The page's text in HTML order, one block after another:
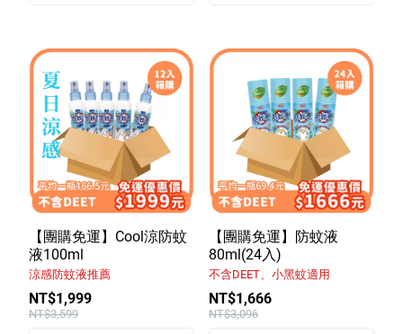
【團購免運】Cool涼防蚊
液100ml
涼感防蚊液推薦
NT$1,999
NT$3,599
【團購免運】防蚊液
80ml(24入)
不含DEET、小黑蚊適用
NT$1,666
NT$3,096